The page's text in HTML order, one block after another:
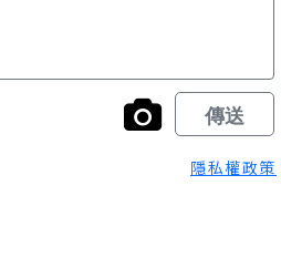
隱私權政策